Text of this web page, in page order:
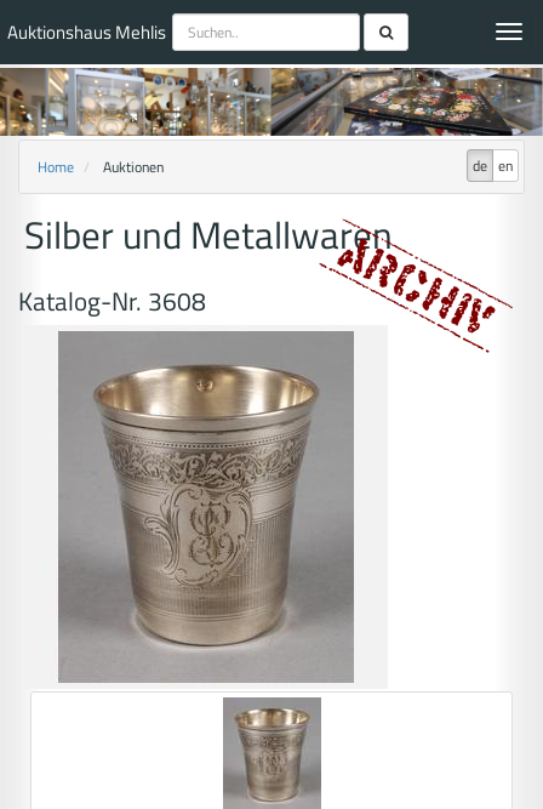
Auktionshaus Mehlis
de en
Home Auktionen
Silber und Metallwaren
Katalog-Nr. 3608